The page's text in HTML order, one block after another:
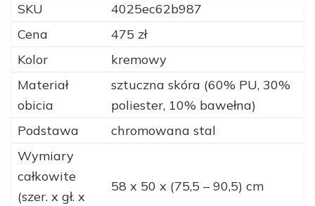
SKU
4025ec62b987
Cena
475 zł
Kolor
kremowy
Materiał
obicia
sztuczna skóra (60% PU, 30%
poliester, 10% bawełna)
Podstawa
chromowana stal
Wymiary
całkowite
(szer. x gł. x
58 x 50 x (75,5 – 90,5) cm